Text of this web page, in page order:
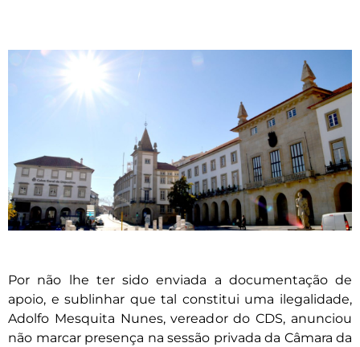
Por não lhe ter sido enviada a documentação de
apoio, e sublinhar que tal constitui uma ilegalidade,
Adolfo Mesquita Nunes, vereador do CDS, anunciou
não marcar presença na sessão privada da Câmara da